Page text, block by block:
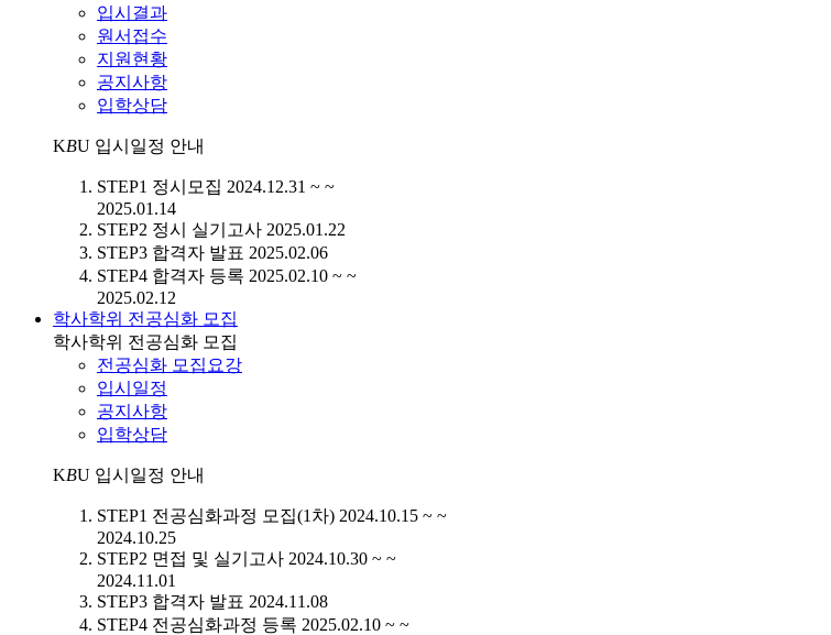
입시결과
원서접수
지원현황
공지사항
입학상담
KBU 입시일정 안내
STEP1 정시모집 2024.12.31 ~ ~
2025.01.14
STEP2 정시 실기고사 2025.01.22
STEP3 합격자 발표 2025.02.06
STEP4 합격자 등록 2025.02.10 ~ ~
2025.02.12
학사학위 전공심화 모집
학사학위 전공심화 모집
전공심화 모집요강
입시일정
공지사항
입학상담
KBU 입시일정 안내
STEP1 전공심화과정 모집(1차) 2024.10.15 ~ ~
2024.10.25
STEP2 면접 및 실기고사 2024.10.30 ~ ~
2024.11.01
STEP3 합격자 발표 2024.11.08
STEP4 전공심화과정 등록 2025.02.10 ~ ~